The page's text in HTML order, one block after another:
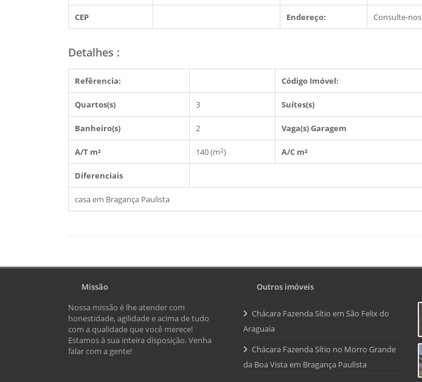
CEP Endereço: Consulte-nos
Detalhes :
Refêrencia: Código Imóvel:
Quartos(s) 3 Suítes(s)
Banheiro(s) 2 Vaga(s) Garagem
A/T m² 140 (m2) A/C m²
Diferenciais
casa em Bragança Paulista
Missão
Nossa missão é lhe atender com
honestidade, agilidade e acima de tudo
com a qualidade que você merece!
Estamos à sua inteira disposição. Venha
falar com a gente!
Outros imóveis
Chácara Fazenda Sítio em São Felix do
Araguaia
Chácara Fazenda Sítio no Morro Grande
da Boa Vista em Bragança Paulista